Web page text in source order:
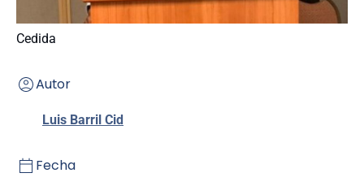
Cedida
Autor
Luis Barril Cid
Fecha